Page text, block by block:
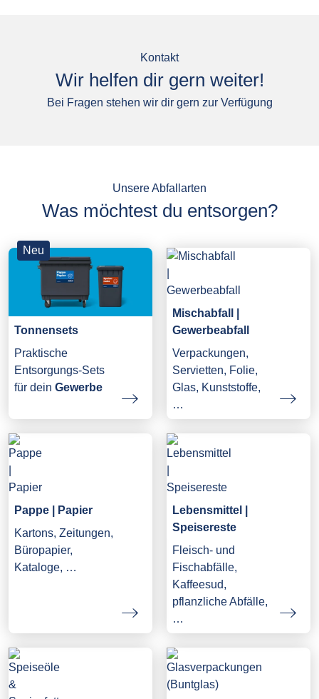
Kontakt
Wir helfen dir gern weiter!
Bei Fragen stehen wir dir gern zur Verfügung
Unsere Abfallarten
Was möchtest du entsorgen?
Neu
Tonnensets
Praktische
Entsorgungs-Sets
für dein Gewerbe
Mischabfall |
Gewerbeabfall
Verpackungen,
Servietten, Folie,
Glas, Kunststoffe,
…
Pappe | Papier
Kartons, Zeitungen,
Büropapier,
Kataloge, …
Lebensmittel |
Speisereste
Fleisch- und
Fischabfälle,
Kaffeesud,
pflanzliche Abfälle,
…